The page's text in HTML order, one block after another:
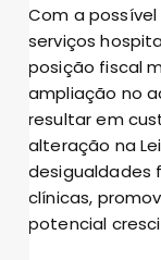
Com a
serviços
posição fiscal
ampliação no
resultar em
alteração na
desigualdades
clínicas,
potencial